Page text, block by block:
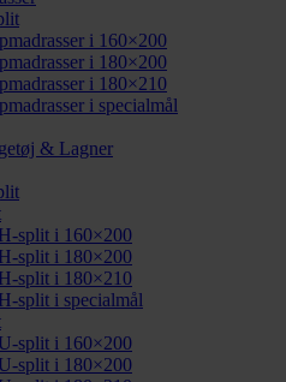
i 160×200
i 180×200
i 180×210
i specialmål
& Lagner
H-split i 160×200
H-split i 180×200
H-split i 180×210
H-split i specialmål
U-split i 160×200
U-split i 180×200